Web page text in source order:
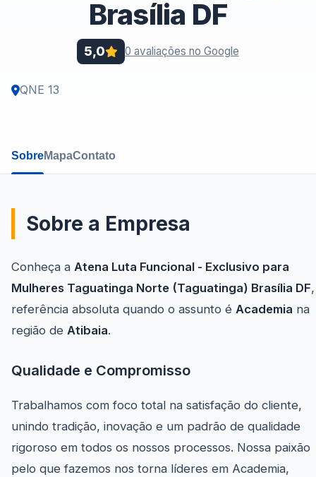
Brasília DF
5,0 0 avaliações no Google
QNE 13
SobreMapaContato
Sobre a Empresa
Conheça a Atena Luta Funcional - Exclusivo para
Mulheres Taguatinga Norte (Taguatinga) Brasília DF,
referência absoluta quando o assunto é Academia na
região de Atibaia.
Qualidade e Compromisso
Trabalhamos com foco total na satisfação do cliente,
unindo tradição, inovação e um padrão de qualidade
rigoroso em todos os nossos processos. Nossa paixão
pelo que fazemos nos torna líderes em Academia,